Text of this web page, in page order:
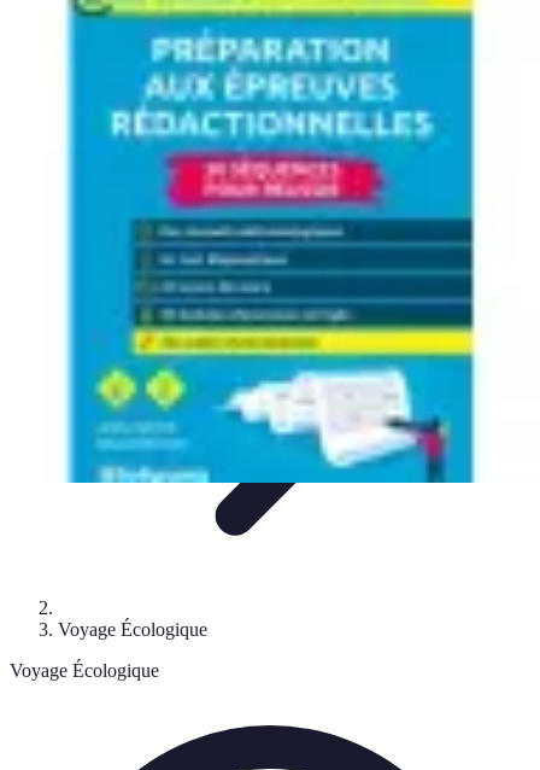
Expériences Voyages
Aventures de VoyageExpériences de VoyageAstuces de
ExperiencesActivités de Voyage
Expériences Voyages
Voyage Écologique
Voyage Écologique